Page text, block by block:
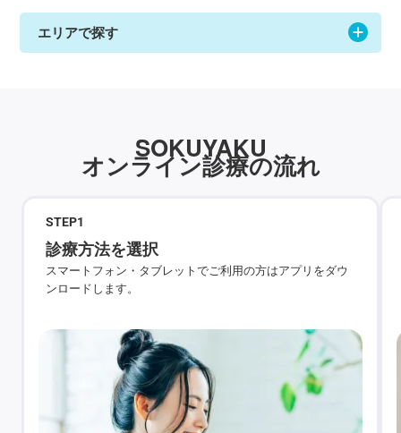
エリアで探す
SOKUYAKU
オンライン診療の流れ
STEP1
診療方法を選択
スマートフォン・タブレットでご利用の方はアプリをダウ
ンロードします。